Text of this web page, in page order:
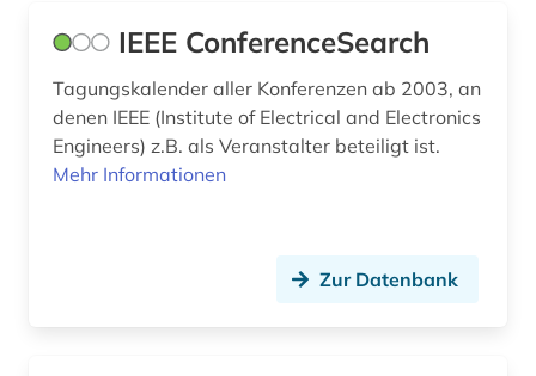
österreich (1)
IEEE ConferenceSearch
Tagungskalender aller Konferenzen ab 2003, an
denen IEEE (Institute of Electrical and Electronics
Engineers) z.B. als Veranstalter beteiligt ist.
Mehr Informationen
Zur Datenbank